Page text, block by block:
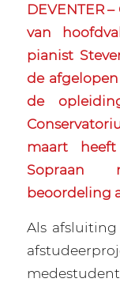
DEVENTER
van
pianist
de
de
maart
Sopraan
beoordeling
Als